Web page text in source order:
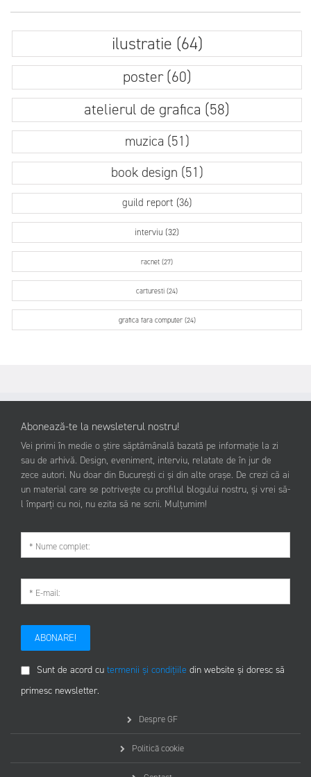
ilustratie (64)
poster (60)
atelierul de grafica (58)
muzica (51)
book design (51)
guild report (36)
interviu (32)
racnet (27)
carturesti (24)
grafica fara computer (24)
Abonează-te la newsleterul nostru!
Vei primi în medie o știre săptămânală bazată pe informație la zi
sau de arhivă. Design, eveniment, interviu, relatate de în jur de
zece autori. Nu doar din București ci și din alte orașe. De crezi că ai
un material care se potrivește cu profilul blogului nostru, și vrei să-
l împarți cu noi, nu ezita să ne scrii. Mulțumim!
ABONARE!
Sunt de acord cu termenii și condițiile din website și doresc să
primesc newsletter.
Despre GF
Politică cookie